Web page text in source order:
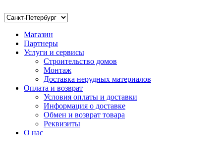
Магазин
Партнеры
Услуги и сервисы
Строительство домов
Монтаж
Доставка нерудных материалов
Оплата и возврат
Условия оплаты и доставки
Информация о доставке
Обмен и возврат товара
Реквизиты
О нас